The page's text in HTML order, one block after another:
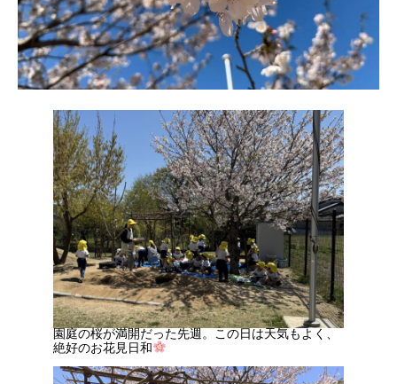
園庭の桜が満開だった先週。この日は天気もよく、
絶好のお花見日和